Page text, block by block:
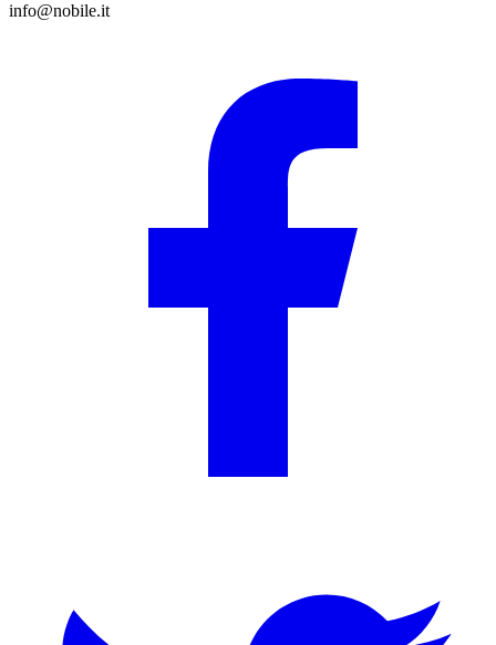
info@nobile.it